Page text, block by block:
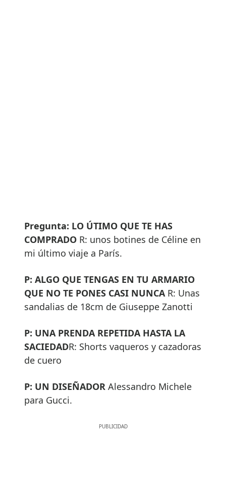
Pregunta: LO ÚTIMO QUE TE HAS
COMPRADO R: unos botines de Céline en
mi último viaje a París.
P: ALGO QUE TENGAS EN TU ARMARIO
QUE NO TE PONES CASI NUNCA R: Unas
sandalias de 18cm de Giuseppe Zanotti
P: UNA PRENDA REPETIDA HASTA LA
SACIEDADR: Shorts vaqueros y cazadoras
de cuero
P: UN DISEÑADOR Alessandro Michele
para Gucci.